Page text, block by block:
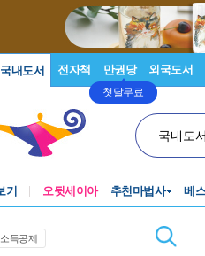
국내도서 전자책 만권당
첫달무료
외국도서
국내도
기 오뒷세이아 추천마법사 베
소득공제